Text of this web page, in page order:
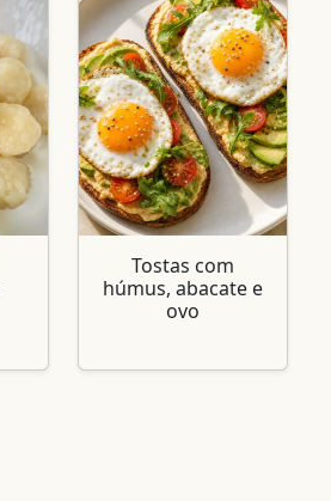
Tostas com
húmus, abacate e
ovo